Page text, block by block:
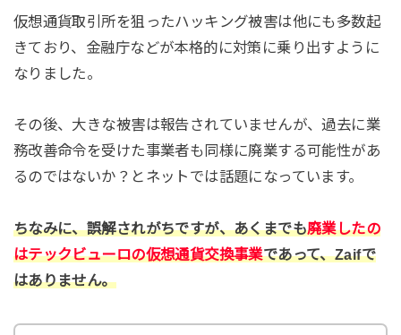
仮想通貨取引所を狙ったハッキング被害は他にも多数起
きており、金融庁などが本格的に対策に乗り出すように
なりました。
その後、大きな被害は報告されていませんが、過去に業
務改善命令を受けた事業者も同様に廃業する可能性があ
るのではないか？とネットでは話題になっています。
ちなみに、誤解されがちですが、あくまでも廃業したの
はテックビューロの仮想通貨交換事業であって、Zaifで
はありません。